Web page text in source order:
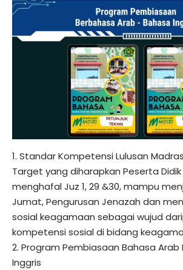
1. Standar Kompetensi Lulusan
Target yang diharapkan Peserta
menghafal Juz 1, 29 &30, mampu
Jumat, Pengurusan Jenazah dan
sosial keagamaan sebagai wujud
kompetensi sosial di bidang
2. Program Pembiasaan Bahasa Arab
Inggris